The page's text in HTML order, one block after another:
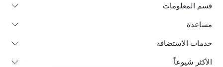
قسم المعلومات
مساعدة
خدمات الاستضافة
الأكثر شيوعاً